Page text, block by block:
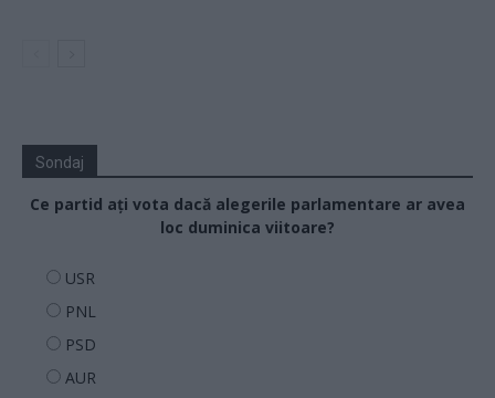
Sondaj
Ce partid ați vota dacă alegerile parlamentare ar avea
loc duminica viitoare?
USR
PNL
PSD
AUR